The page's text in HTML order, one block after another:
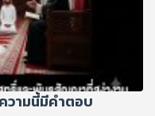
วามนี้มีคำตอบ